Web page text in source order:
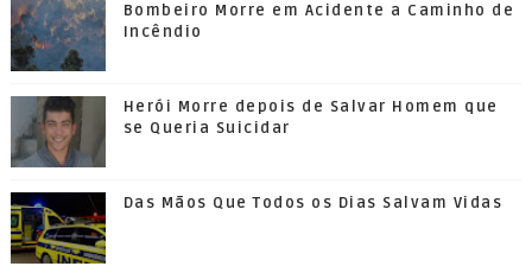
Bombeiro Morre em Acidente a Caminho de
Incêndio
Herói Morre depois de Salvar Homem que
se Queria Suicidar
Das Mãos Que Todos os Dias Salvam Vidas